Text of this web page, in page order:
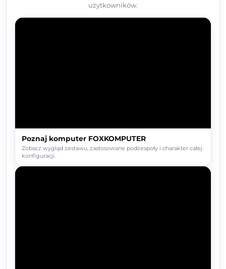
użytkowników.
Poznaj komputer FOXKOMPUTER
Zobacz wygląd zestawu, zastosowane podzespoły i charakter całej
konfiguracji.